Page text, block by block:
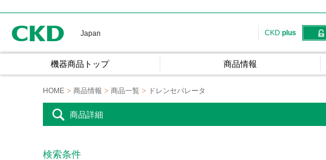
Japan CKD plus
機器商品トップ 商品情報
HOME 商品情報 商品一覧 ドレンセパレータ
商品詳細
検索条件